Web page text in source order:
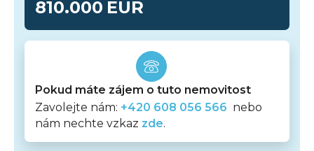
810.000 EUR
Pokud máte zájem o tuto nemovitost
Zavolejte nám: +420 608 056 566 nebo
nám nechte vzkaz zde.